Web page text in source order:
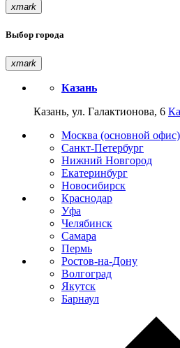
xmark
Выбор города
xmark
Казань
Казань, ул. Галактионова, 6
Москва (основной офис)
Санкт-Петербург
Нижний Новгород
Екатеринбург
Новосибирск
Краснодар
Уфа
Челябинск
Самара
Пермь
Ростов-на-Дону
Волгоград
Якутск
Барнаул